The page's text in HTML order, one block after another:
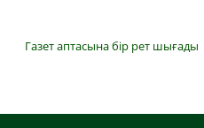
Газет аптасына бір рет шығады